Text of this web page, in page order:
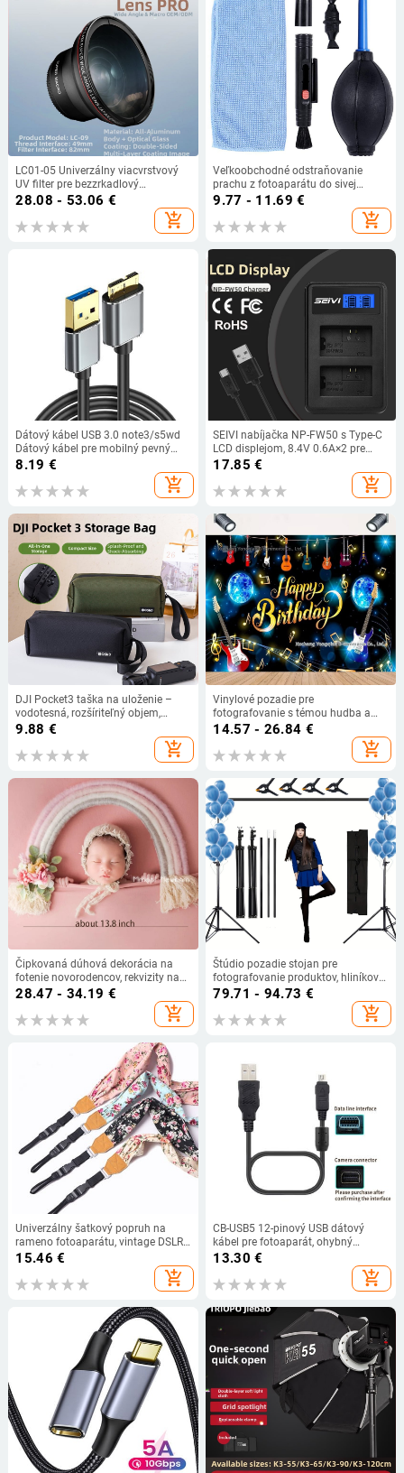
LC01-05 Univerzálny viacvrstvový
UV filter pre bezzrkadlový
fotoaparát s univerzálnym
28.08 - 53.06 €
add_shopping_cart
Veľkoobchodné odstraňovanie
prachu z fotoaparátu do sivej
atmosféry fúkacia kefa na čistenie
fotoaparátu handričkou na objektív
pero fúkanie prachovej gule kože
9.77 - 11.69 €
add_shopping_cart
Dátový kábel USB 3.0 note3/s5wd
Dátový kábel pre mobilný pevný
disk Dátový kábel pre pevný disk
8.19 €
add_shopping_cart
SEIVI nabíjačka NP-FW50 s Type-C
LCD displejom, 8.4V 0.6A×2 pre
batériu Sony FW50
17.85 €
add_shopping_cart
DJI Pocket3 taška na uloženie –
vodotesná, rozšíriteľný objem,
Oxford tkanina, podšívka z
polyesteru, štýl clutch, mestská
jednoduchosť
9.88 €
add_shopping_cart
Vinylové pozadie pre
fotografovanie s témou hudba a
gitara na narodeninovej oslave |
značka Qian, typ: pozadie, materiál:
vinyl, určené na scénické snímanie
14.57 - 26.84 €
add_shopping_cart
Čipkovaná dúhová dekorácia na
fotenie novorodencov, rekvizity na
fotenie detí, nástenná dekorácia do
28.47 - 34.19 €
add_shopping_cart
Štúdio pozadie stojan pre
fotografovanie produktov, hliníková
zliatina, 1,5 kg, značka Zomei.
79.71 - 94.73 €
add_shopping_cart
Univerzálny šatkový popruh na
rameno fotoaparátu, vintage DSLR
závesný opasok na krk pre
Instax/digitálny mikro fotoaparát,
príslušenstvo
15.46 €
add_shopping_cart
CB-USB5 12-pinový USB dátový
kábel pre fotoaparát, ohybný
dátový kábel, vysokopevnostné
nabíjacie káble pre zrkadlovky,
jednoduchá inštalácia
13.30 €
add_shopping_cart